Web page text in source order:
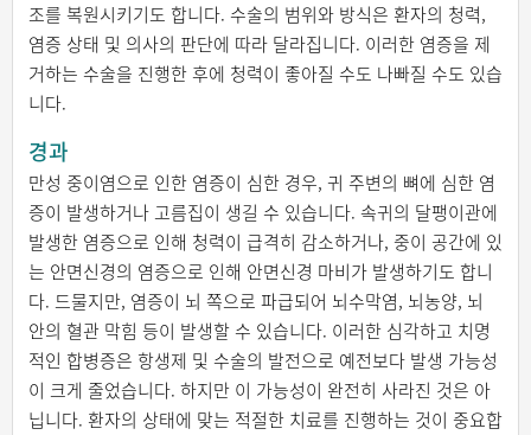
조를 복원시키기도 합니다. 수술의 범위와 방식은 환자의 청력,
염증 상태 및 의사의 판단에 따라 달라집니다. 이러한 염증을 제
거하는 수술을 진행한 후에 청력이 좋아질 수도 나빠질 수도 있습
니다.
경과
만성 중이염으로 인한 염증이 심한 경우, 귀 주변의 뼈에 심한 염
증이 발생하거나 고름집이 생길 수 있습니다. 속귀의 달팽이관에
발생한 염증으로 인해 청력이 급격히 감소하거나, 중이 공간에 있
는 안면신경의 염증으로 인해 안면신경 마비가 발생하기도 합니
다. 드물지만, 염증이 뇌 쪽으로 파급되어 뇌수막염, 뇌농양, 뇌
안의 혈관 막힘 등이 발생할 수 있습니다. 이러한 심각하고 치명
적인 합병증은 항생제 및 수술의 발전으로 예전보다 발생 가능성
이 크게 줄었습니다. 하지만 이 가능성이 완전히 사라진 것은 아
닙니다. 환자의 상태에 맞는 적절한 치료를 진행하는 것이 중요합